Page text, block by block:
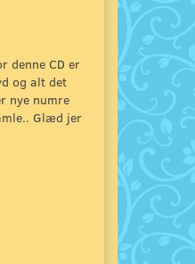
denne CD er
og alt det
nye numre
Glæd jer